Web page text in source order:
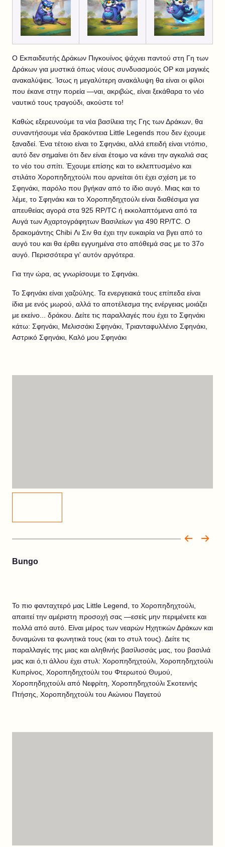
Ο Εκπαιδευτής Δράκων Πιγκουίνος ψάχνει παντού στη Γη των
Δράκων για μυστικά όπως νέους συνδυασμούς OP και μαγικές
ανακαλύψεις. Ίσως η μεγαλύτερη ανακάλυψη θα είναι οι φίλοι
που έκανε στην πορεία —ναι, ακριβώς, είναι ξεκάθαρα το νέο
ναυτικό τους τραγούδι, ακούστε το!
Καθώς εξερευνούμε τα νέα βασίλεια της Γης των Δράκων, θα
συναντήσουμε νέα δρακόντεια Little Legends που δεν έχουμε
ξαναδεί. Ένα τέτοιο είναι το Σφηνάκι, αλλά επειδή είναι ντόπιο,
αυτό δεν σημαίνει ότι δεν είναι έτοιμο να κάνει την αγκαλιά σας
το νέο του σπίτι. Έχουμε επίσης και το εκλεπτυσμένο και
στιλάτο Χοροπηδηχτούλι που αρνείται ότι έχει σχέση με το
Σφηνάκι, παρόλο που βγήκαν από το ίδιο αυγό. Μιας και το
λέμε, το Σφηνάκι και το Χοροπηδηχτούλι είναι διαθέσιμα για
απευθείας αγορά στα 925 RP/TC ή εκκολαπτόμενα από τα
Αυγά των Αχαρτογράφητων Βασιλείων για 490 RP/TC. Ο
δρακομάντης Chibi Λι Σιν θα έχει την ευκαιρία να βγει από το
αυγό του και θα έρθει εγγυημένα στο απόθεμά σας με το 37ο
αυγό. Περισσότερα γι' αυτόν αργότερα.
Για την ώρα, ας γνωρίσουμε το Σφηνάκι.
Το Σφηνάκι είναι χαζούλης. Τα ενεργειακά τους επίπεδα είναι
ίδια με ενός μωρού, αλλά το αποτέλεσμα της ενέργειας μοιάζει
με εκείνο... δράκου. Δείτε τις παραλλαγές που έχει το Σφηνάκι
κάτω: Σφηνάκι, Μελισσάκι Σφηνάκι, Τριανταφυλλένιο Σφηνάκι,
Αστρικό Σφηνάκι, Καλό μου Σφηνάκι
Bungo
Το πιο φανταχτερό μας Little Legend, το Χοροπηδηχτούλι,
απαιτεί την αμέριστη προσοχή σας —εσείς μην περιμένετε και
πολλά από αυτό. Είναι μέρος των νεαρών Ηχητικών Δράκων και
δυναμώνει τα φωνητικά τους (και το στυλ τους). Δείτε τις
παραλλαγές της μιας και αληθινής βασίλισσάς μας, του βασιλιά
μας και ό,τι άλλου έχει στυλ: Χοροπηδηχτούλι, Χοροπηδηχτούλι
Κυπρίνος, Χοροπηδηχτούλι του Φτερωτού Θυμού,
Χοροπηδηχτούλι από Νεφρίτη, Χοροπηδηχτούλι Σκοτεινής
Πτήσης, Χοροπηδηχτούλι του Αιώνιου Παγετού